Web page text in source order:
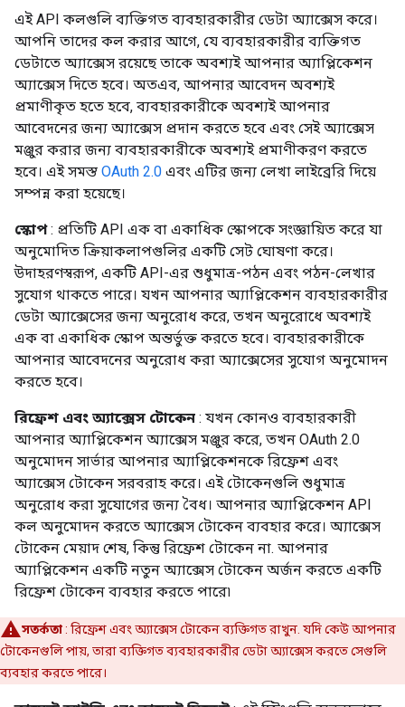
এই API কলগুলি ব্যক্তিগত ব্যবহারকারীর ডেটা অ্যাক্সেস করে।
আপনি তাদের কল করার আগে, যে ব্যবহারকারীর ব্যক্তিগত
ডেটাতে অ্যাক্সেস রয়েছে তাকে অবশ্যই আপনার অ্যাপ্লিকেশন
অ্যাক্সেস দিতে হবে। অতএব, আপনার আবেদন অবশ্যই
প্রমাণীকৃত হতে হবে, ব্যবহারকারীকে অবশ্যই আপনার
আবেদনের জন্য অ্যাক্সেস প্রদান করতে হবে এবং সেই অ্যাক্সেস
মঞ্জুর করার জন্য ব্যবহারকারীকে অবশ্যই প্রমাণীকরণ করতে
হবে। এই সমস্ত OAuth 2.0 এবং এটির জন্য লেখা লাইব্রেরি দিয়ে
সম্পন্ন করা হয়েছে।
স্কোপ: প্রতিটি API এক বা একাধিক স্কোপকে সংজ্ঞায়িত করে যা
অনুমোদিত ক্রিয়াকলাপগুলির একটি সেট ঘোষণা করে।
উদাহরণস্বরূপ, একটি API-এর শুধুমাত্র-পঠন এবং পঠন-লেখার
সুযোগ থাকতে পারে। যখন আপনার অ্যাপ্লিকেশন ব্যবহারকারীর
ডেটা অ্যাক্সেসের জন্য অনুরোধ করে, তখন অনুরোধে অবশ্যই
এক বা একাধিক স্কোপ অন্তর্ভুক্ত করতে হবে। ব্যবহারকারীকে
আপনার আবেদনের অনুরোধ করা অ্যাক্সেসের সুযোগ অনুমোদন
করতে হবে।
রিফ্রেশ এবং অ্যাক্সেস টোকেন : যখন কোনও ব্যবহারকারী
আপনার অ্যাপ্লিকেশন অ্যাক্সেস মঞ্জুর করে, তখন OAuth 2.0
অনুমোদন সার্ভার আপনার অ্যাপ্লিকেশনকে রিফ্রেশ এবং
অ্যাক্সেস টোকেন সরবরাহ করে। এই টোকেনগুলি শুধুমাত্র
অনুরোধ করা সুযোগের জন্য বৈধ। আপনার অ্যাপ্লিকেশন API
কল অনুমোদন করতে অ্যাক্সেস টোকেন ব্যবহার করে। অ্যাক্সেস
টোকেন মেয়াদ শেষ, কিন্তু রিফ্রেশ টোকেন না. আপনার
অ্যাপ্লিকেশন একটি নতুন অ্যাক্সেস টোকেন অর্জন করতে একটি
রিফ্রেশ টোকেন ব্যবহার করতে পারে৷
সতর্কতা: রিফ্রেশ এবং অ্যাক্সেস টোকেন ব্যক্তিগত রাখুন. যদি কেউ আপনার
টোকেনগুলি পায়, তারা ব্যক্তিগত ব্যবহারকারীর ডেটা অ্যাক্সেস করতে সেগুলি
ব্যবহার করতে পারে।